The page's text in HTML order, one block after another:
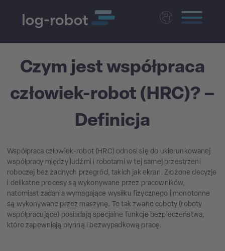
Nederlands
Czym jest współpraca
człowiek-robot (HRC)? –
Definicja
Współpraca człowiek-robot (HRC) odnosi się do ukierunkowanej
współpracy między ludźmi i robotami w tej samej przestrzeni
roboczej bez żadnych przegród, takich jak ekran. Złożone decyzje
i delikatne procesy są wykonywane przez pracowników,
natomiast zadania wymagające wysiłku fizycznego i monotonne
są wykonywane przez maszynę. Te tak zwane coboty (roboty
współpracujące) posiadają specjalne funkcje bezpieczeństwa,
które zapewniają płynną i bezwypadkową pracę.